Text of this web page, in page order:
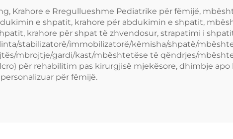
Krahore e Rregullueshme Pediatrike për fëmijë,
e shpatit, krahore për abdukimin e shpatit,
krahore për shpat të zhvendosur, strapatimi i
stabilizatorë/immobilizatorë/këmisha/shpatë/
mbrojtje/gardi/kast/mbështetëse të qëndrjes/
për rehabilitim pas kirurgjisë mjekësore, dhimbje
për fëmijë.